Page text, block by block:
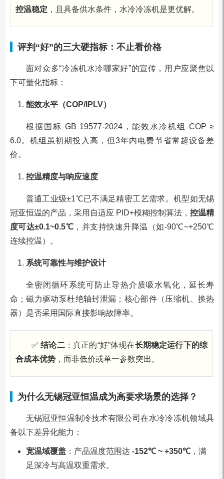
控温稳定 ，且具备供水条件，水冷冷冻机是更优解。
评判“好”的三大硬指标：不止看价格
面对众多“冷冻机水冷哪家好”的宣传，用户应聚焦以
下可量化指标：
能效水平（COP/IPLV）
根据国标 GB 19577-2024，能效水冷机组 COP ≥
6.0。机组虽初期投入高，但3年内电费节省常超设备差
价。
控温精度与响应速度
普通工业级±1℃已不满足精密工艺需求。机型如无锡
冠亚恒温的产品，采用自适应 PID+模糊控制算法，控温精
度可达±0.1~0.5℃ ，并支持快速升降温（如-90℃~+250℃
连续控温）。
系统可靠性与维护设计
全密闭循环系统可防止导热介质吸水氧化，延长寿
命；磁力驱动泵杜绝轴封泄漏；核心部件（压缩机、换热
器）是否采用国际直接影响故障率。
✅结论二：真正的“好”体现在长期稳定运行下的综
合成本优势，而非低价或单一参数突出。
为什么无锡冠亚恒温成为高要求场景的选择？
无锡冠亚恒温制冷技术有限公司在水冷冷冻机领域具
备以下差异化能力：
宽温域覆盖：产品温度范围达 -152℃ ~ +350℃，满
足深冷与高温双重需求。